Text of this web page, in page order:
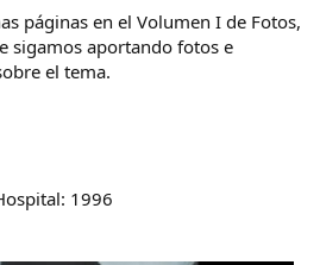
páginas en el Volumen I de Fotos,
sigamos aportando fotos e
el tema.
1996